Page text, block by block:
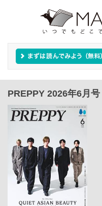
PREPPY 2026年6月号